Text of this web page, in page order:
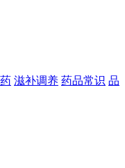
滋补调养 药品常识 品